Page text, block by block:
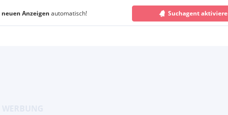
neuen Anzeigen automatisch! Suchagent